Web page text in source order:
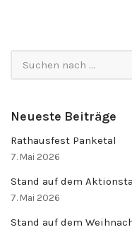
Neueste Beiträge
Rathausfest Panketal
7. Mai 2026
Stand auf dem
7. Mai 2026
Stand auf dem